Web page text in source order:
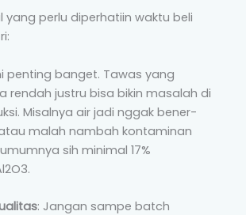
yang perlu diperhatiin waktu beli
penting banget. Tawas yang
rendah justru bisa bikin masalah di
Misalnya air jadi nggak bener-
malah nambah kontaminan
sih minimal 17%
: Jangan sampe batch